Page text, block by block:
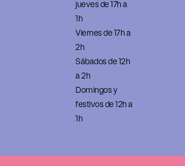
jueves de 17h a
1h
Viernes de 17h a
2h
Sábados de 12h
a 2h
Domingos y
festivos de 12h a
1h